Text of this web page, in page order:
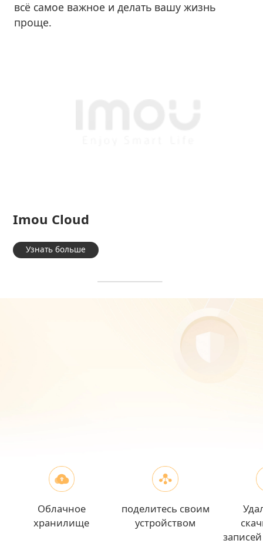
всё самое важное и делать вашу жизнь
проще.
Imou Cloud
Узнать больше
Облачное
хранилище
поделитесь своим
устройством